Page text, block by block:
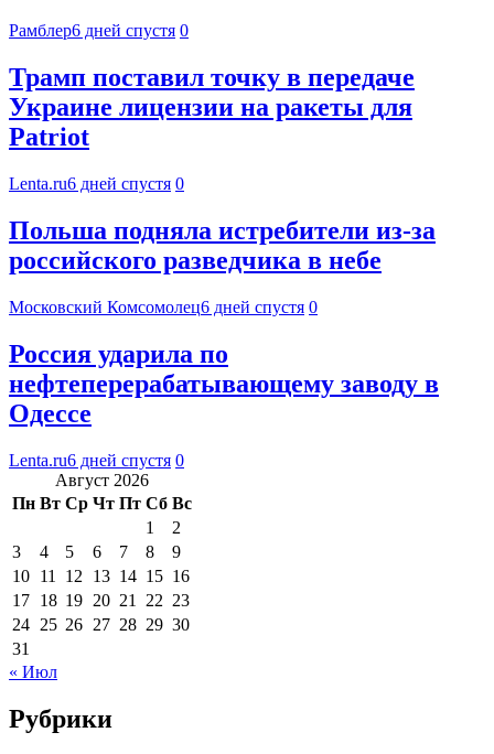
Рамблер6 дней спустя 0
Трамп поставил точку в передаче
Украине лицензии на ракеты для
Patriot
Lenta.ru6 дней спустя 0
Польша подняла истребители из-за
российского разведчика в небе
Московский Комсомолец6 дней спустя 0
Россия ударила по
нефтеперерабатывающему заводу в
Одессе
Lenta.ru6 дней спустя 0
Август 2026
Пн Вт Ср Чт Пт Сб Вс
1
2
3
4 5 6 7 8
9
10 11 12 13 14 15 16
17 18 19 20 21 22 23
24 25 26 27 28 29 30
31
« Июл
Рубрики